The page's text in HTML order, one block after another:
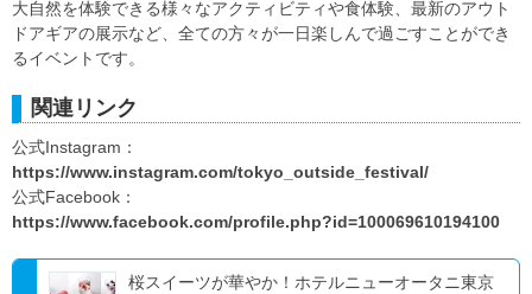
大自然を体験できる様々なアクティビティや食体験、最新のアウト
ドアギアの展示など、全ての方々が一日楽しんで過ごすことができ
るイベントです。
関連リンク
公式Instagram：
https://www.instagram.com/tokyo_outside_festival/
公式Facebook：
https://www.facebook.com/profile.php?id=100069610194100
桜スイーツが華やか！ホテルニューオータニ東京